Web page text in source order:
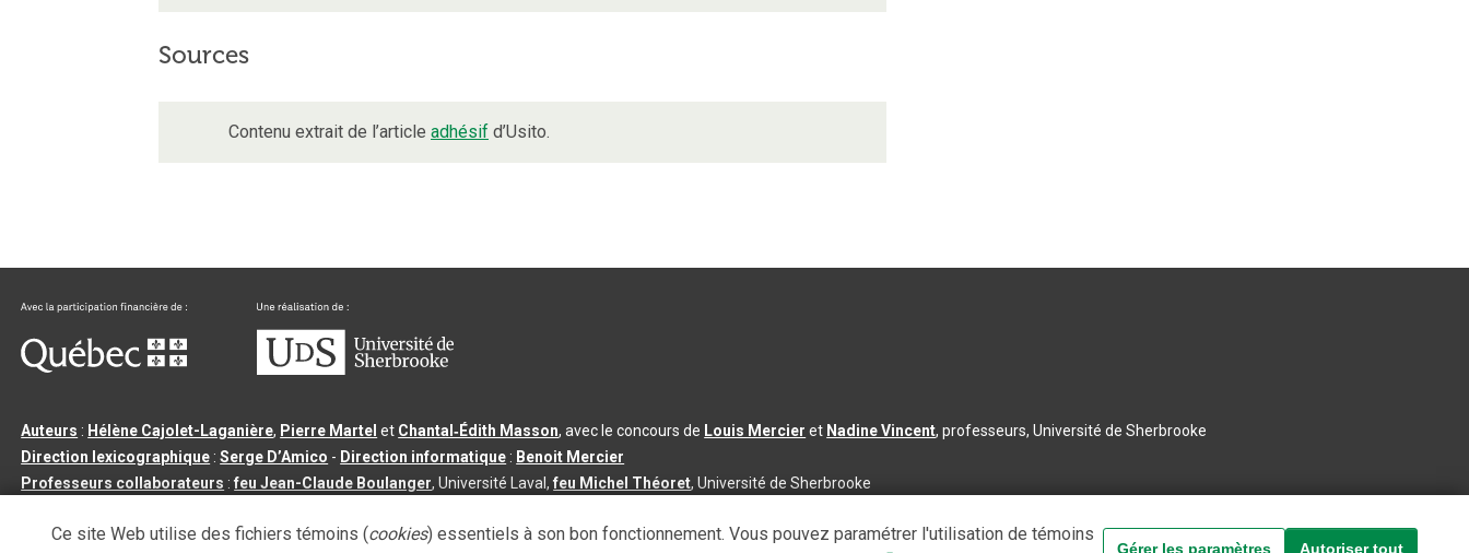
Sources
Contenu extrait de l’article adhésif d’Usito.
Auteurs : Hélène Cajolet-Laganière, Pierre Martel et Chantal‑Édith Masson, avec le concours de Louis Mercier et Nadine Vincent, professeurs, Université de Sherbrooke
Direction lexicographique :Serge D’Amico - Direction informatique : Benoit Mercier
Professeurs collaborateurs :feu Jean-Claude Boulanger, Université Laval,feu Michel Théoret, Université de Sherbrooke
Tous droits réservés©Université de Sherbrooke |3.2.2- Dernière mise à jour du contenu :2026-08-03
Ce site Web utilise des fichiers témoins (cookies) essentiels à son bon fonctionnement. Vous pouvez paramétrer l'utilisation de témoins
Gérer les paramètres Autoriser tout